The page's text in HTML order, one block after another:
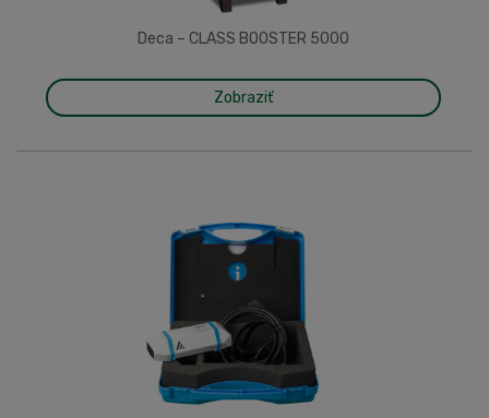
Deca – CLASS BOOSTER 5000
Zobraziť